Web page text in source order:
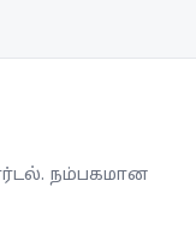
நம்பகமான